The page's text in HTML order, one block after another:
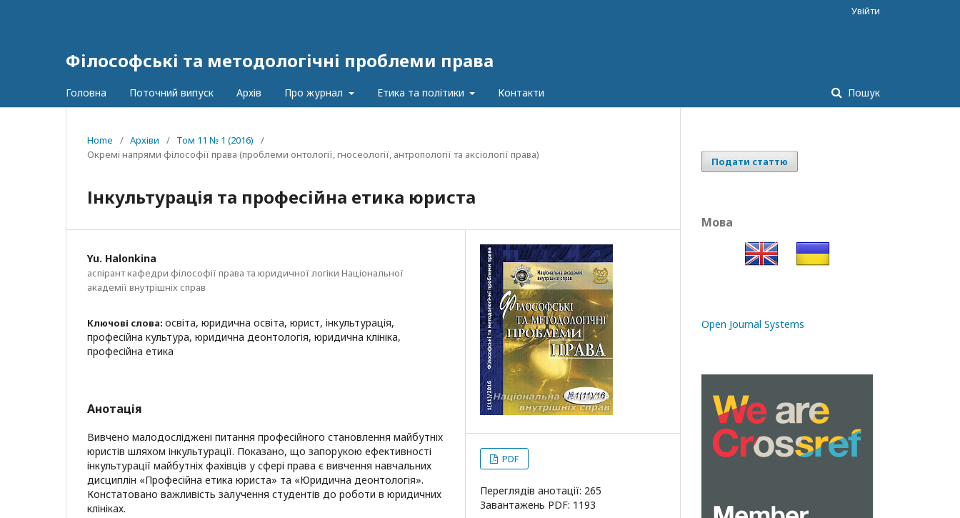
Філософські та методологічні проблеми права
Головна Поточний випуск Архів Про журнал Етика та політики Контакти Пошук
Увійти
Home / Архіви / Том 11 № 1 (2016)
/
Окремі напрями філософії права (проблеми онтології, гносеології, антропології та аксіології права)
Інкультурація та професійна етика юриста
Yu. Halonkina
аспірант кафедри філософії права та юридичної логіки Національної
академії внутрішніх справ
Ключові слова: освіта, юридична освіта, юрист, інкультурація,
професійна культура, юридична деонтологія, юридична клініка,
професійна етика
Анотація
Вивчено малодосліджені питання професійного становлення майбутніх
юристів шляхом інкультурації. Показано, що запорукою ефективності
інкультурації майбутніх фахівців у сфері права є вивчення навчальних
дисциплін «Професійна етика юриста» та «Юридична деонтологія».
Констатовано важливість залучення студентів до роботи в юридичних
клініках.
PDF
Переглядів анотації: 265
Завантажень PDF: 1193
Подати статтю
Мова
Open Journal Systems